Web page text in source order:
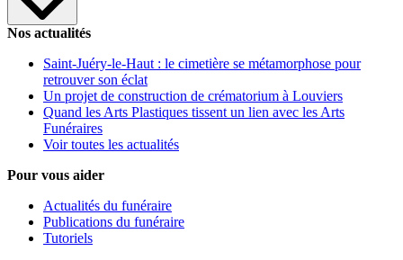
Nos actualités
Saint-Juéry-le-Haut : le cimetière se métamorphose pour
retrouver son éclat
Un projet de construction de crématorium à Louviers
Quand les Arts Plastiques tissent un lien avec les Arts
Funéraires
Voir toutes les actualités
Pour vous aider
Actualités du funéraire
Publications du funéraire
Tutoriels